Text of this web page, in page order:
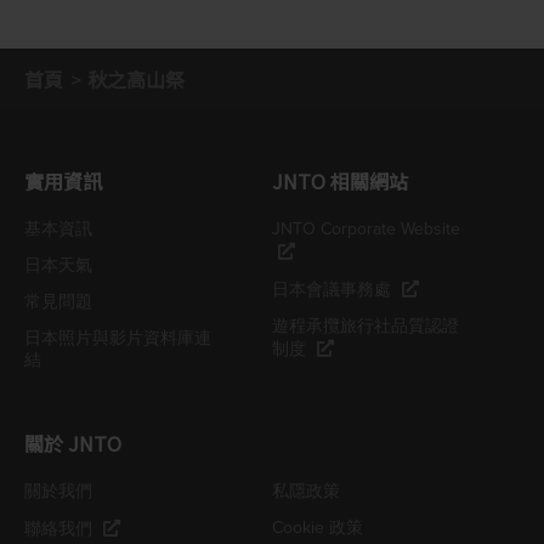
實用資訊 JNTO 相關網站
關於 JNTO